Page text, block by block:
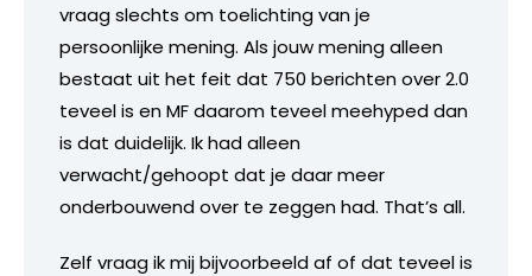
vraag slechts om toelichting van je
persoonlijke mening. Als jouw mening alleen
bestaat uit het feit dat 750 berichten over 2.0
teveel is en MF daarom teveel meehyped dan
is dat duidelijk. Ik had alleen
verwacht/gehoopt dat je daar meer
onderbouwend over te zeggen had. That’s all.
Zelf vraag ik mij bijvoorbeeld af of dat teveel is